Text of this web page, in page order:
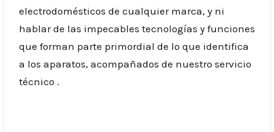
electrodomésticos de cualquier marca, y ni
hablar de las impecables tecnologías y funciones
que forman parte primordial de lo que identifica
a los aparatos, acompañados de nuestro servicio
técnico .